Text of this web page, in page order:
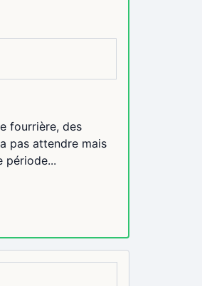
fourrière, des
pas attendre mais
période...